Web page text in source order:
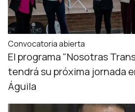
Convocatoria abierta
El programa "Nosotras
tendrá su próxima jornada
Águila